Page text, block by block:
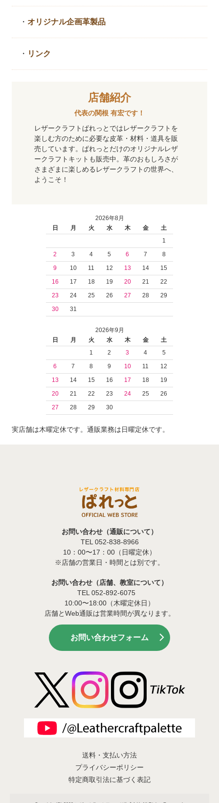
・ オリジナル企画革製品
・ リンク
店舗紹介
代表の関根 有宏です！
レザークラフトぱれっとではレザークラフトを
楽しむ方のために必要な皮革・材料・道具を販
売しています。ぱれっとだけのオリジナルレザ
ークラフトキットも販売中。革のおもしろさが
さまざまに楽しめるレザークラフトの世界へ、
ようこそ！
2026年8月
日
月 火 水 木 金
土
1
2
3 4 5 6 7
8
9
10 11 12 13 14
15
16
17 18 19 20 21
22
23
24 25 26 27 28
29
30
31
2026年9月
日
月 火 水 木 金
土
1
2 3 4
5
6
7 8 9 10 11
12
13
14 15 16 17 18
19
20
21 22 23 24 25
26
27
28 29 30
実店舗は木曜定休です。通販業務は日曜定休です。
お問い合わせ（通販について）
TEL 052-838-8966
10：00〜17：00（日曜定休）
※店舗の営業日・時間とは別です。
お問い合わせ（店舗、教室について）
TEL 052-892-6075
10:00〜18:00（木曜定休日）
店舗とWeb通販は営業時間が異なります。
お問い合わせフォーム
送料・支払い方法
プライバシーポリシー
特定商取引法に基づく表記